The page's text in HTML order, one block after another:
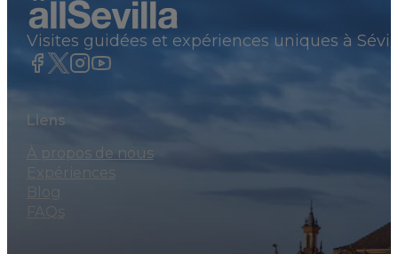
Visites guidées et expériences uniques à
Liens
À propos de nous
Expériences
Blog
FAQs